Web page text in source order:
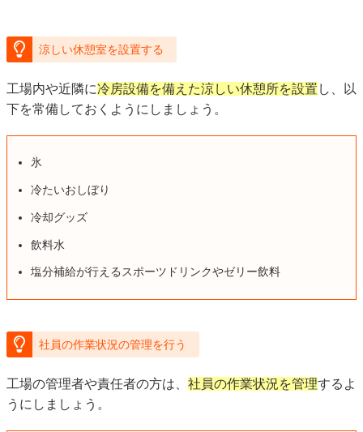
涼しい休憩室を設置する
工場内や近隣に冷房設備を備えた涼しい休憩所を設置 し、以
下を常備しておくようにしましょう。
氷
冷たいおしぼり
冷却グッズ
飲料水
塩分補給が行えるスポーツドリンクやゼリー飲料
社員の作業状況の管理を行う
工場の管理者や責任者の方は、 社員の作業状況を管理するよ
うにしましょう。